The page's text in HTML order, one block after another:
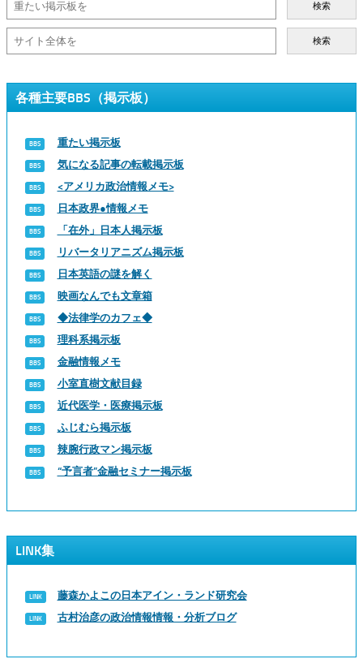
検索
検索
各種主要BBS（掲示板）
重たい掲示板
気になる記事の転載掲示板
<アメリカ政治情報メモ>
日本政界●情報メモ
「在外」日本人掲示板
リバータリアニズム掲示板
日本英語の謎を解く
映画なんでも文章箱
◆法律学のカフェ◆
理科系掲示板
金融情報メモ
小室直樹文献目録
近代医学・医療掲示板
ふじむら掲示板
辣腕行政マン掲示板
“予言者”金融セミナー掲示板
LINK集
藤森かよこの日本アイン・ランド研究会
古村治彦の政治情報情報・分析ブログ